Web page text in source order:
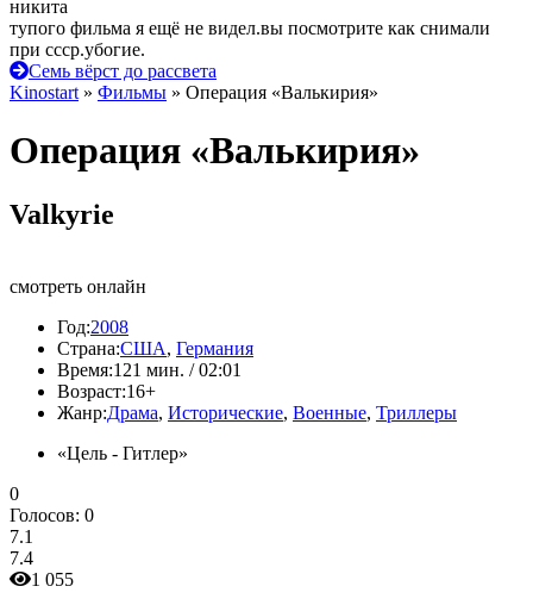
никита
тупого фильма я ещё не видел.вы посмотрите как снимали
при ссср.убогие.
Семь вёрст до рассвета
Kinostart » Фильмы » Операция «Валькирия»
Операция «Валькирия»
Valkyrie
смотреть онлайн
Год:2008
Страна:США, Германия
Время:121 мин. / 02:01
Возраст:16+
Жанр:Драма, Исторические, Военные, Триллеры
«Цель - Гитлер»
0
Голосов: 0
7.1
7.4
1 055